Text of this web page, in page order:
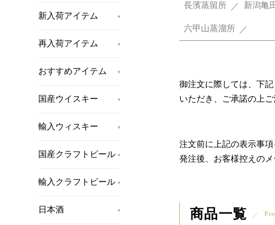
長濱蒸留所 新潟亀
六甲山蒸溜所
御注文に際しては、下
いただき、ご承諾の上
注文前に上記の表示事項
発注後、お客様控えの
商品一覧
新入荷アイテム
再入荷アイテム
おすすめアイテム
国産ウイスキー
輸入ウィスキー
国産クラフトビール
輸入クラフトビール
日本酒